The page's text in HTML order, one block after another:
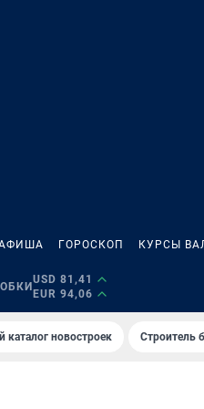
ГОРОСКОП КУРСЫ
USD 81,41
EUR 94,06
каталог новостроек Строитель